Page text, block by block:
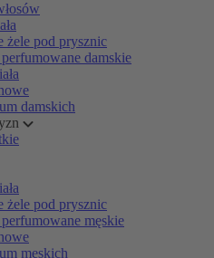
żele pod prysznic
damskie
damskich
żele pod prysznic
męskie
męskich